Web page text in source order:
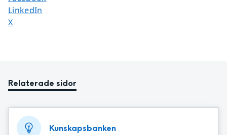
Dela sidan på
LinkedIn
Dela sidan på
X
Relaterade sidor
Kunskapsbanken